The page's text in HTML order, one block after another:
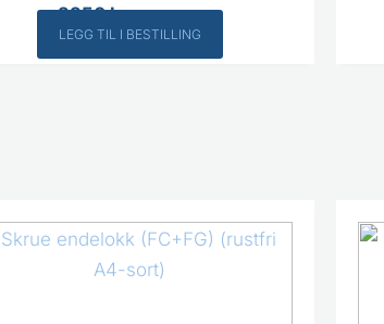
2950kr Inkl. MVA
LEGG TIL I BESTILLING